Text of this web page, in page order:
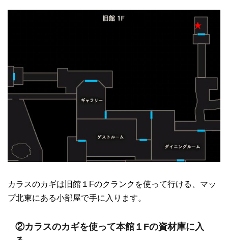
カラスのカギは旧館１Fのクランクを使って行ける、マッ
プ北東にある小部屋で手に入ります。
②カラスのカギを使って本館１Fの資材庫に入